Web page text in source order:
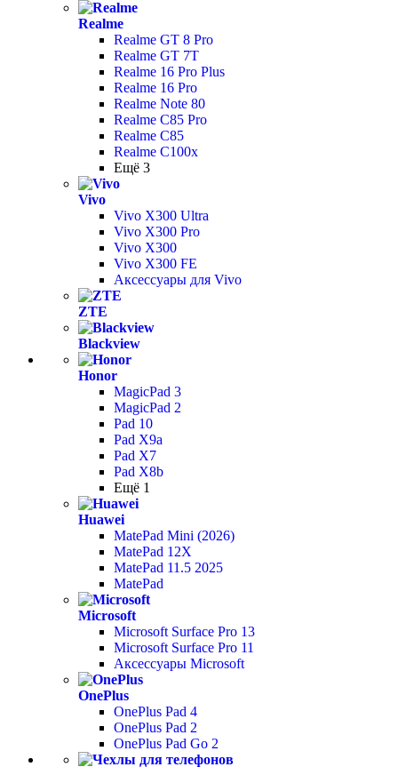
Realme
Realme GT 8 Pro
Realme GT 7T
Realme 16 Pro Plus
Realme 16 Pro
Realme Note 80
Realme C85 Pro
Realme C85
Realme C100x
Ещё 3
Vivo
Vivo X300 Ultra
Vivo X300 Pro
Vivo X300
Vivo X300 FE
Аксессуары для Vivo
ZTE
Blackview
Honor
MagicPad 3
MagicPad 2
Pad 10
Pad X9a
Pad X7
Pad X8b
Ещё 1
Huawei
MatePad Mini (2026)
MatePad 12X
MatePad 11.5 2025
MatePad
Microsoft
Microsoft Surface Pro 13
Microsoft Surface Pro 11
Аксессуары Microsoft
OnePlus
OnePlus Pad 4
OnePlus Pad 2
OnePlus Pad Go 2